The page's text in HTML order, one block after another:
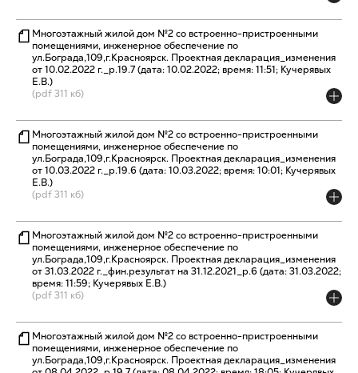
Многоэтажный жилой дом №2 со встроенно-пристроенными
помещениями, инженерное обеспечение по
ул.Бограда,109,г.Красноярск. Проектная декларация_изменения
от 10.02.2022 г._р.19.7 (дата: 10.02.2022; время: 11:51; Кучерявых
Е.В.)
(pdf 311 кб)
Многоэтажный жилой дом №2 со встроенно-пристроенными
помещениями, инженерное обеспечение по
ул.Бограда,109,г.Красноярск. Проектная декларация_изменения
от 10.03.2022 г._р.19.6 (дата: 10.03.2022; время: 10:01; Кучерявых
Е.В.)
(pdf 311 кб)
Многоэтажный жилой дом №2 со встроенно-пристроенными
помещениями, инженерное обеспечение по
ул.Бограда,109,г.Красноярск. Проектная декларация_изменения
от 31.03.2022 г._фин.результат на 31.12.2021_р.6 (дата: 31.03.2022;
время: 11:59; Кучерявых Е.В.)
(pdf 311 кб)
Многоэтажный жилой дом №2 со встроенно-пристроенными
помещениями, инженерное обеспечение по
ул.Бограда,109,г.Красноярск. Проектная декларация_изменения